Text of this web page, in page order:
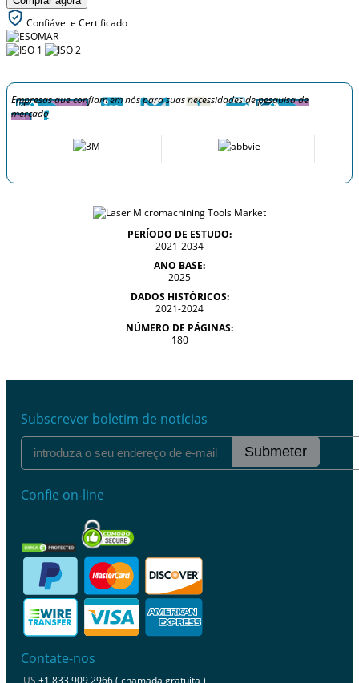
Confiável e Certificado
Empresas que confiam em nós para suas necessidades de pesquisa de
mercado
PERÍODO DE ESTUDO:
2021-2034
ANO BASE:
2025
DADOS HISTÓRICOS:
2021-2024
NÚMERO DE PÁGINAS:
180
Subscrever boletim de notícias
Submeter
Confie on-line
Contate-nos
US +1 833 909 2966 ( chamada gratuita )